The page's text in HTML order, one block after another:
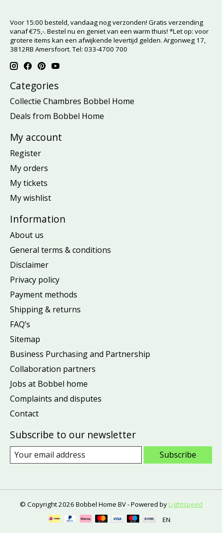
Voor 15:00 besteld, vandaag nog verzonden! Gratis verzending
vanaf €75,-. Bestel nu en geniet van een warm thuis! *Let op: voor
grotere items kan een afwijkende levertijd gelden. Argonweg 17,
3812RB Amersfoort. Tel: 033-4700 700
Categories
Collectie Chambres Bobbel Home
Deals from Bobbel Home
My account
Register
My orders
My tickets
My wishlist
Information
About us
General terms & conditions
Disclaimer
Privacy policy
Payment methods
Shipping & returns
FAQ’s
Sitemap
Business Purchasing and Partnership
Collaboration partners
Jobs at Bobbel home
Complaints and disputes
Contact
Subscribe to our newsletter
Subscribe
© Copyright 2026 Bobbel Home BV - Powered by Lightspeed
EN